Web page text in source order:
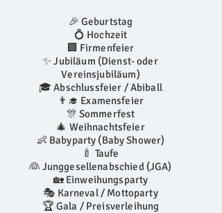
🎉 Geburtstag
💍 Hochzeit
🏢 Firmenfeier
✨ Jubiläum (Dienst- oder
Vereinsjubiläum)
🎓 Abschlussfeier / Abiball
👨‍🎓 Examensfeier
🎊 Sommerfest
🎄 Weihnachtsfeier
👶 Babyparty (Baby Shower)
🍼 Taufe
👰 Junggesellenabschied (JGA)
🏡 Einweihungsparty
🎭 Karneval / Mottoparty
🏆 Gala / Preisverleihung